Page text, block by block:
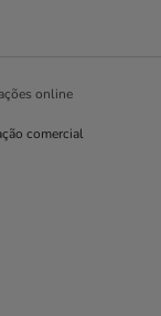
online
comercial